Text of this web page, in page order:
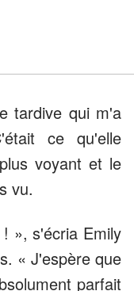
tardive qui m'a
ce qu'elle
voyant et le
vu.
», s'écria Emily
« J'espère que
parfait